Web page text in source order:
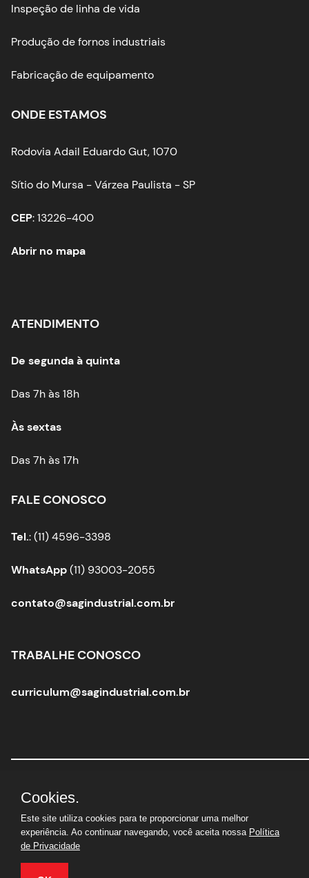
Inspeção de linha de vida
Produção de fornos industriais
Fabricação de equipamento
ONDE ESTAMOS
Rodovia Adail Eduardo Gut, 1070
Sítio do Mursa - Várzea Paulista - SP
CEP: 13226-400
Abrir no mapa
ATENDIMENTO
De segunda à quinta
Das 7h às 18h
Às sextas
Das 7h às 17h
FALE CONOSCO
Tel.: (11) 4596-3398
WhatsApp(11) 93003-2055
contato@sagindustrial.com.br
TRABALHE CONOSCO
curriculum@sagindustrial.com.br
Sag Industrial Solutions Group
29 |© Todos os direitos reservados
Cookies.
Este site utiliza cookies para te proporcionar uma melhor
experiência. Ao continuar navegando, você aceita nossa Política
de Privacidade